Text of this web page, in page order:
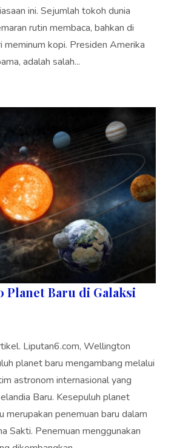
ini. Sejumlah tokoh dunia
rutin membaca, bahkan di
meminum kopi. Presiden Amerika
adalah salah...
Planet Baru di Galaksi
Liputan6.com, Wellington
planet baru mengambang melalui
astronom internasional yang
Baru. Kesepuluh planet
merupakan penemuan baru dalam
Sakti. Penemuan menggunakan